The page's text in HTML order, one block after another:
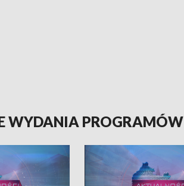
WYDANIA PROGRAMÓW